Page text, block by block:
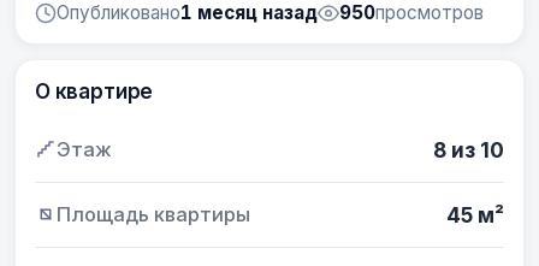
Опубликовано1 месяц назад 950просмотров
О квартире
Этаж 8 из 10
Площадь квартиры 45 м²